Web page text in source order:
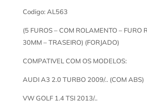
Codigo: AL563
(5 FUROS – COM ROLAMENTO – FURO
30MM – TRASEIRO) (FORJADO)
COMPATIVEL COM OS MODELOS:
AUDI A3 2.0 TURBO 2009/.. (COM ABS)
VW GOLF 1.4 TSI 2013/..